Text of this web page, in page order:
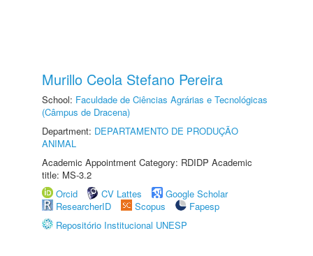
Murillo Ceola Stefano Pereira
School: Faculdade de Ciências Agrárias e Tecnológicas
(Câmpus de Dracena)
Department: DEPARTAMENTO DE PRODUÇÃO
ANIMAL
Academic Appointment Category: RDIDP Academic
title: MS-3.2
Orcid
CV Lattes
Google Scholar
ResearcherID
Scopus
Fapesp
Repositório Institucional UNESP